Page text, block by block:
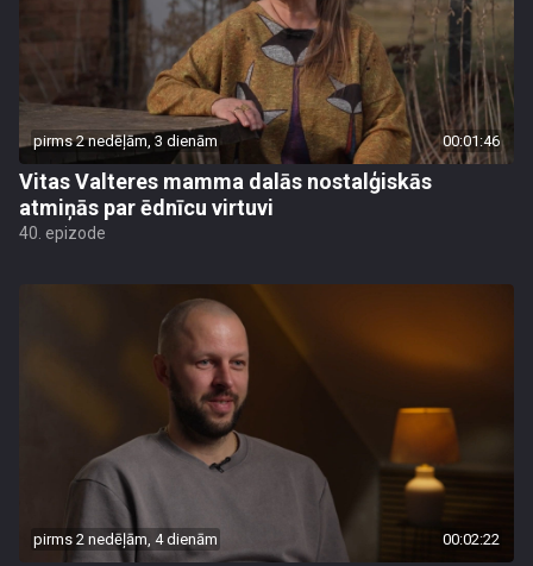
pirms 2 nedēļām, 3 dienām 00:01:46
Vitas Valteres mamma dalās nostalģiskās
atmiņās par ēdnīcu virtuvi
40. epizode
pirms 2 nedēļām, 4 dienām 00:02:22